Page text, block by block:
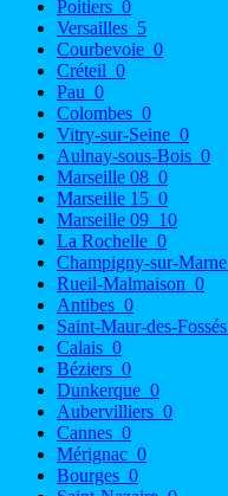
Poitiers 0
Versailles 5
Courbevoie 0
Créteil 0
Pau 0
Colombes 0
Vitry-sur-Seine 0
Aulnay-sous-Bois 0
Marseille 08 0
Marseille 15 0
Marseille 09 10
La Rochelle 0
Champigny-sur-Marne
Rueil-Malmaison 0
Antibes 0
Saint-Maur-des-Fossés
Calais 0
Béziers 0
Dunkerque 0
Aubervilliers 0
Cannes 0
Mérignac 0
Bourges 0